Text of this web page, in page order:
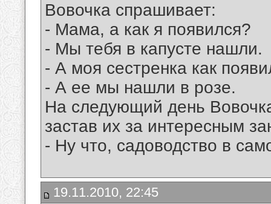
Вовочка спрашивает:
- Мама, а как я появился?
- Мы тебя в капусте нашли.
- А моя сестренка как
- А ее мы нашли в розе.
На следующий день
застав их за интересным
- Ну что, садоводство в
19.11.2010, 22:45